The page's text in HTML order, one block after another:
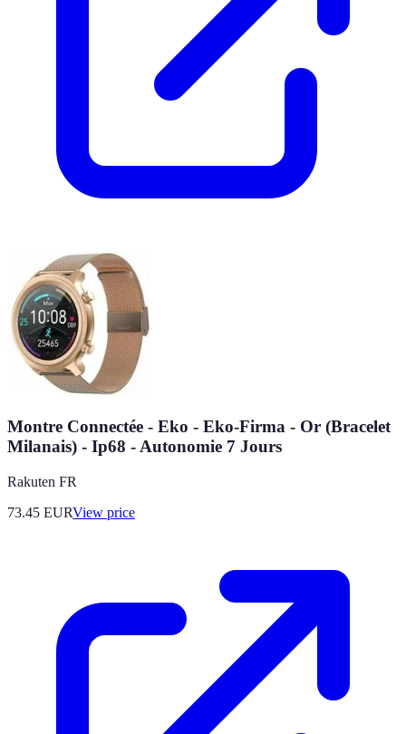
Montre Connectée - Eko - Eko-Firma - Or (Bracelet
Milanais) - Ip68 - Autonomie 7 Jours
Rakuten FR
73.45 EURView price